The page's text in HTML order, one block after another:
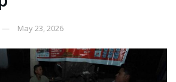
May 23, 2026